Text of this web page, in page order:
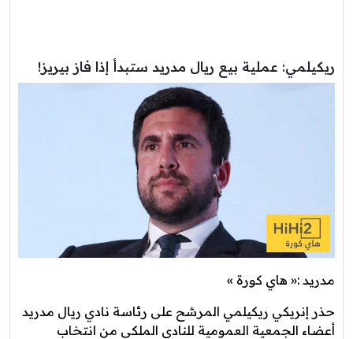
ريكيلمي: عملية بيع ريال مدريد ستبدأ إذا فاز بيريز!
مدريد :« هاي كورة »
حذر إنريكي ريكيلمي المرشح على رئاسة نادي ريال مدريد
أعضاء الجمعية العمومية للنادي الملكي من انتخاب